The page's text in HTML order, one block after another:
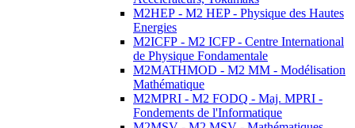
M2HEP - M2 HEP - Physique des Hautes
Energies
M2ICFP - M2 ICFP - Centre International
de Physique Fondamentale
M2MATHMOD - M2 MM - Modélisation
Mathématique
M2MPRI - M2 FODQ - Maj. MPRI -
Fondements de l'Informatique